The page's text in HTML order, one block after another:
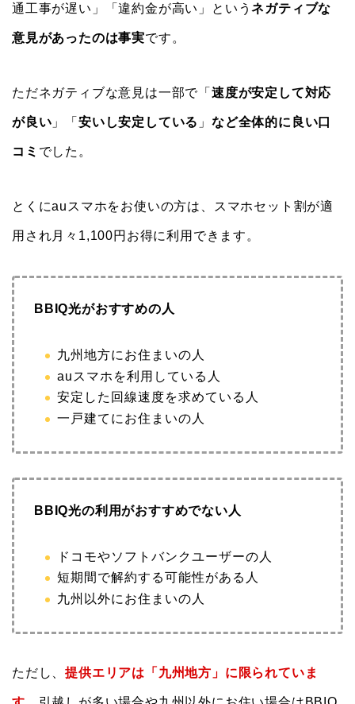
通工事が遅い」「違約金が高い」というネガティブな
意見があったのは事実です。
ただネガティブな意見は一部で「 速度が安定して対応
が良い 」「安いし安定している 」など全体的に良い口
コミ でした。
とくにauスマホをお使いの方は、スマホセット割が適
用され月々1,100円お得に利用できます。
BBIQ光がおすすめの人
九州地方にお住まいの人
auスマホを利用している人
安定した回線速度を求めている人
一戸建てにお住まいの人
BBIQ光の利用がおすすめでない人
ドコモやソフトバンクユーザーの人
短期間で解約する可能性がある人
九州以外にお住まいの人
ただし、提供エリアは「九州地方」に限られていま